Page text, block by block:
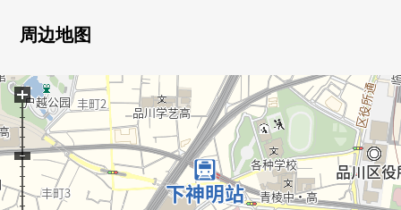
・能不在时收到行李的智能快递柜
▼房间的特徴
・实际使用面积60.09平米，1SLDK的房间
・阳光在面向5楼东南的房间良好
・能瞭望房间的开放式柜台厨房
・收纳丰富的步入式衣帽间
周边地图
+